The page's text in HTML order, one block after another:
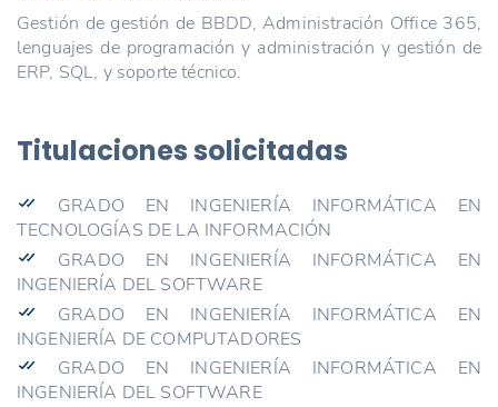
Gestión de gestión de BBDD, Administración Office 365,
lenguajes de programación y administración y gestión de
ERP, SQL, y soporte técnico.
Titulaciones solicitadas
GRADO EN INGENIERÍA INFORMÁTICA EN
TECNOLOGÍAS DE LA INFORMACIÓN
GRADO EN INGENIERÍA INFORMÁTICA EN
INGENIERÍA DEL SOFTWARE
GRADO EN INGENIERÍA INFORMÁTICA EN
INGENIERÍA DE COMPUTADORES
GRADO EN INGENIERÍA INFORMÁTICA EN
INGENIERÍA DEL SOFTWARE